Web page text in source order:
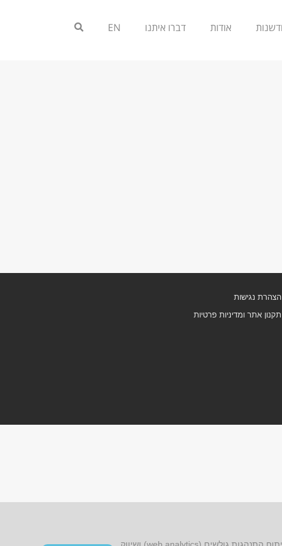
אודות דברו איתנו EN
הצהרת נגישות
תקנון אתר ומדיניות פרטיות
אתר זה עושה שימוש בקובצי cookies, לרבות קובצי cookies של צד שלישי, עבור שיפור הפונקציונליות, שיפור חוויית הגלישה, ניתוח התנהגות גולשים (web analytics) ושיווק